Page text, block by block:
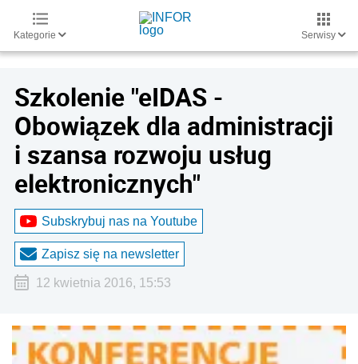
Kategorie Serwisy
Szkolenie "eIDAS -
Obowiązek dla administracji
i szansa rozwoju usług
elektronicznych"
Subskrybuj nas na Youtube
Zapisz się na newsletter
12 kwietnia 2016, 15:53